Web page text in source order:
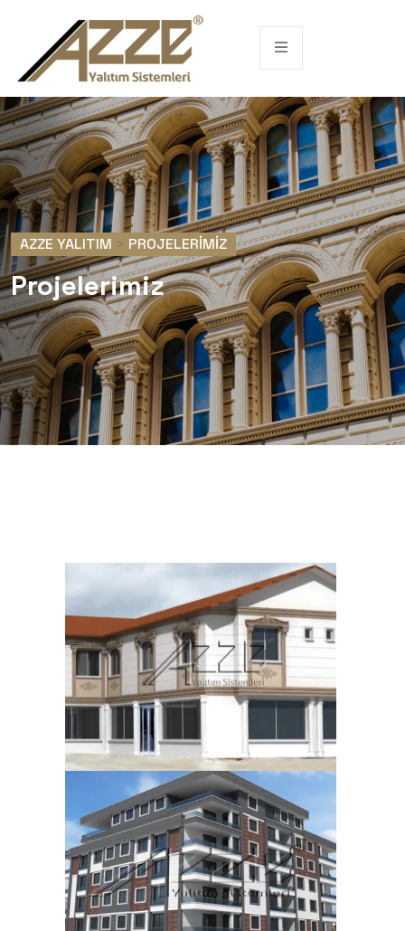
AZZE YALITIM > PROJELERIMIZ
Projelerimiz